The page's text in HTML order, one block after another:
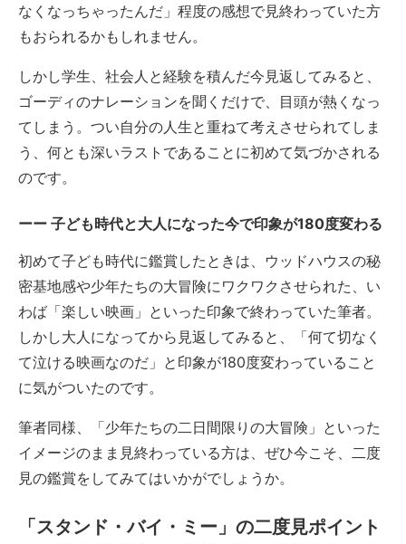
なくなっちゃったんだ」程度の感想で見終わっていた方
もおられるかもしれません。
しかし学生、社会人と経験を積んだ今見返してみると、
ゴーディのナレーションを聞くだけで、目頭が熱くなっ
てしまう。つい自分の人生と重ねて考えさせられてしま
う、何とも深いラストであることに初めて気づかされる
のです。
子ども時代と大人になった今で印象が180度変わる
初めて子ども時代に鑑賞したときは、ウッドハウスの秘
密基地感や少年たちの大冒険にワクワクさせられた、い
わば「楽しい映画」といった印象で終わっていた筆者。
しかし大人になってから見返してみると、「何て切なく
て泣ける映画なのだ」と印象が180度変わっていること
に気がついたのです。
筆者同様、「少年たちの二日間限りの大冒険」といった
イメージのまま見終わっている方は、ぜひ今こそ、二度
見の鑑賞をしてみてはいかがでしょうか。
「スタンド・バイ・ミー」の二度見ポイント